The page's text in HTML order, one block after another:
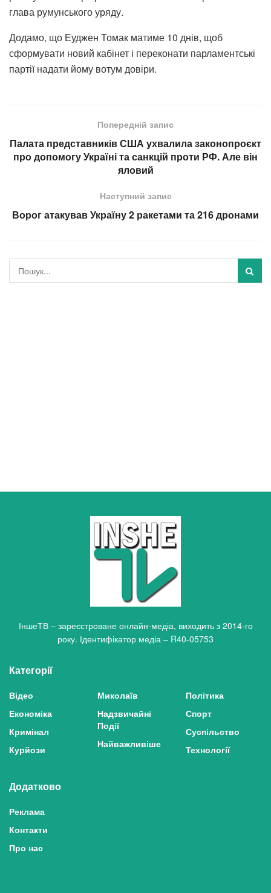
глава румунського уряду.
Додамо, що Еуджен Томак матиме 10 днів, щоб
сформувати новий кабінет і переконати парламентські
партії надати йому вотум довіри.
Попередній запис
Палата представників США ухвалила законопроєкт
про допомогу Україні та санкцій проти РФ. Але він
яловий
Наступний запис
Ворог атакував Україну 2 ракетами та 216 дронами
ІншеТВ – зареєстроване онлайн-медіа, виходить з 2014-го
року. Ідентифікатор медіа – R40-05753
Категорії
Відео
Економіка
Кримінал
Курйози
Миколаїв
Надзвичайні
Події
Найважливіше
Політика
Спорт
Суспільство
Технології
Додатково
Реклама
Контакти
Про нас